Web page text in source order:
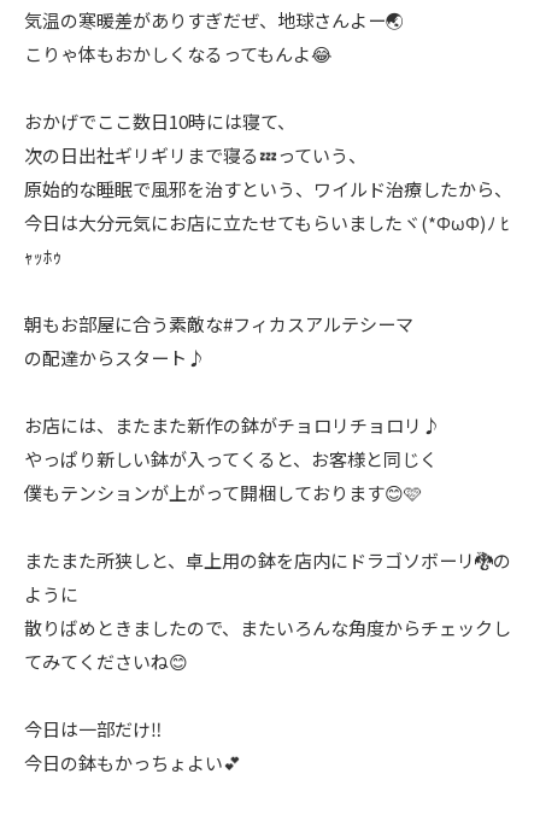
気温の寒暖差がありすぎだぜ、地球さんよー🌏
こりゃ体もおかしくなるってもんよ😂
おかげでここ数日10時には寝て、
次の日出社ギリギリまで寝る💤っていう、
原始的な睡眠で風邪を治すという、ワイルド治療したから、
今日は大分元気にお店に立たせてもらいましたヾ(*ΦωΦ)ﾉ ﾋ
ｬｯﾎｩ
朝もお部屋に合う素敵な#フィカスアルテシーマ
の配達からスタート♪
お店には、またまた新作の鉢がチョロリチョロリ♪
やっぱり新しい鉢が入ってくると、お客様と同じく
僕もテンションが上がって開梱しております😊🩷
またまた所狭しと、卓上用の鉢を店内にドラゴソボーリ🐉の
ように
散りばめときましたので、またいろんな角度からチェックし
てみてくださいね😊
今日は一部だけ‼️
今日の鉢もかっちょよい💕